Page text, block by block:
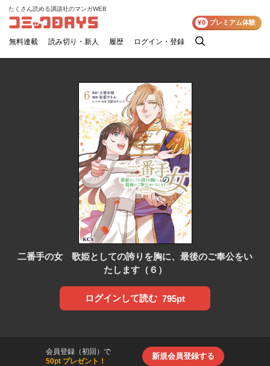
コミックDAYS
たくさん読める講談社のマンガWEB
無料連載 読み切り・新人 履歴 ログイン・登録
検
¥0 プレミアム体験
二番手の女 歌姫としての誇りを胸に、最後のご奉公をい
たします（６）
ログインして読む 795pt
会員登録（初回）で
50pt プレゼント！
新規会員登録する